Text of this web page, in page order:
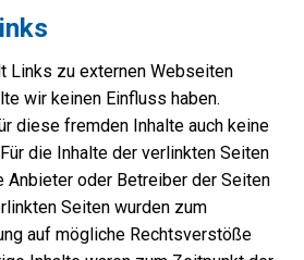
Links zu externen Webseiten
wir keinen Einfluss haben.
diese fremden Inhalte auch keine
die Inhalte der verlinkten Seiten
oder Betreiber der Seiten
Seiten wurden zum
auf mögliche Rechtsverstöße